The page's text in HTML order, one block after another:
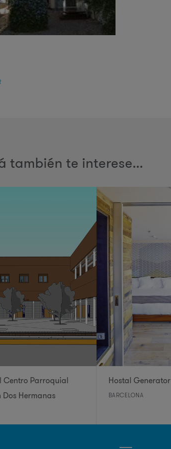
también te interese...
Centro Parroquial
Dos Hermanas
Hostal Generator
BARCELONA